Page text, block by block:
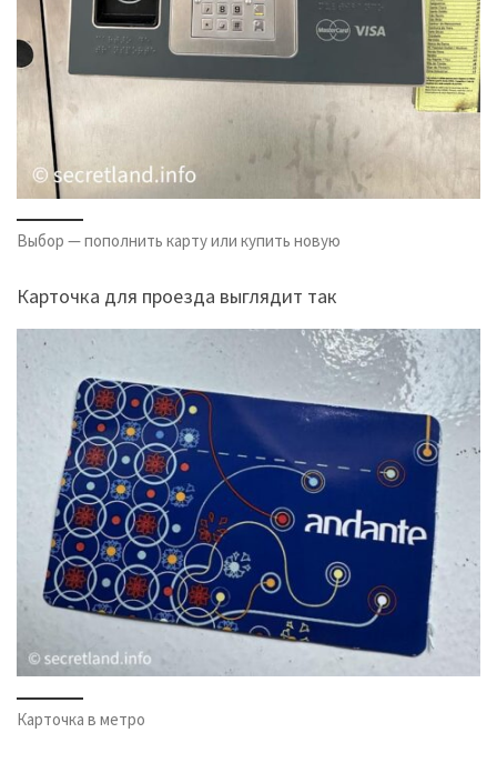
Выбор — пополнить карту или купить новую
Карточка для проезда выглядит так
Карточка в метро